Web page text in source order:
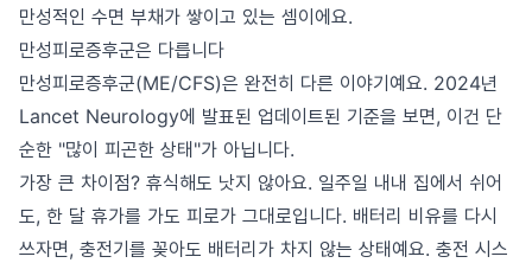
만성적인 수면 부채가 쌓이고 있는 셈이에요.
만성피로증후군은 다릅니다
만성피로증후군(ME/CFS)은 완전히 다른 이야기예요. 2024년
Lancet Neurology에 발표된 업데이트된 기준을 보면, 이건 단
순한 "많이 피곤한 상태"가 아닙니다.
가장 큰 차이점? 휴식해도 낫지 않아요. 일주일 내내 집에서 쉬어
도, 한 달 휴가를 가도 피로가 그대로입니다. 배터리 비유를 다시
쓰자면, 충전기를 꽂아도 배터리가 차지 않는 상태예요. 충전 시스